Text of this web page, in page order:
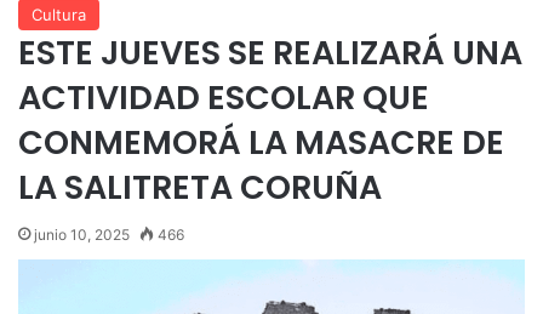
Cultura
ESTE JUEVES SE REALIZARÁ UNA
ACTIVIDAD ESCOLAR QUE
CONMEMORÁ LA MASACRE DE
LA SALITRETA CORUÑA
junio 10, 2025 466